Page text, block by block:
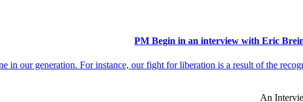
in our generation. For instance, our fight for liberation is a result of the